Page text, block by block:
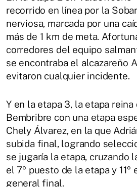
recorrido en línea por la
nerviosa, marcada por una
más de 1 km de meta.
corredores del equipo
se encontraba el alcazareño
evitaron cualquier incidente.
Y en la etapa 3, la etapa
Bembribre con una etapa
Chely Álvarez, en la que
subida final, logrando
se jugaría la etapa, cruzando
el 7º puesto de la etapa y
general final.